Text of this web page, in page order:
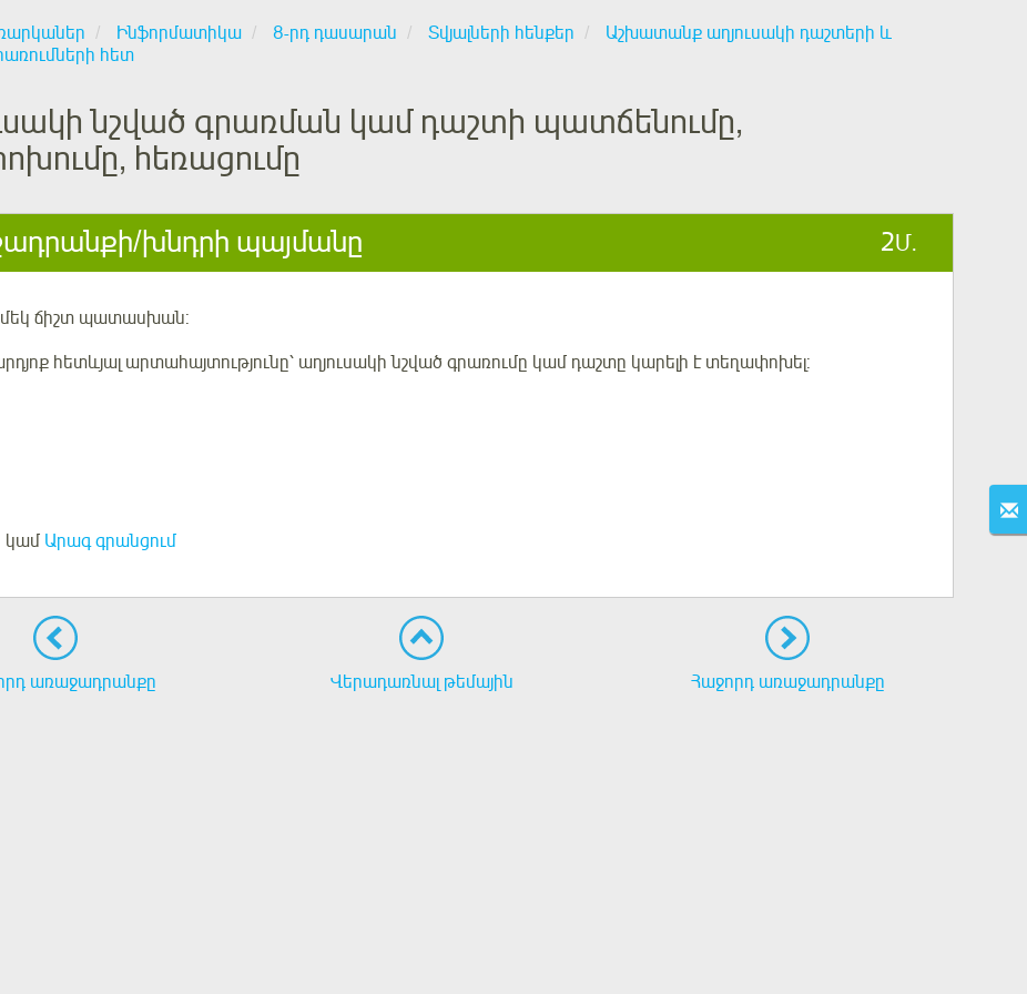
Ինֆորմատիկա 8-րդ դասարան Տվյալների հենքեր
Աշխատանք աղյուսակի դաշտերի և
հետ
նշված գրառման կամ դաշտի պատճենումը,
հեռացումը
խնդրի պայմանը 2Մ.
ճիշտ պատասխան:
հետևյալ արտահայտությունը՝ աղյուսակի նշված գրառումը կամ դաշտը կարելի է տեղափոխել:
կամ Արագ գրանցում
առաջադրանքը Վերադառնալ թեմային Հաջորդ առաջադրանքը